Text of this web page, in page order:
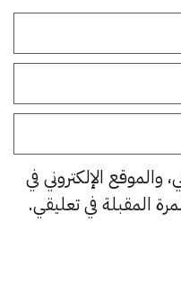
والموقع الإلكتروني في
المقبلة في تعليقي.